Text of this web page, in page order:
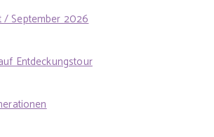
/ September 2026
Entdeckungstour